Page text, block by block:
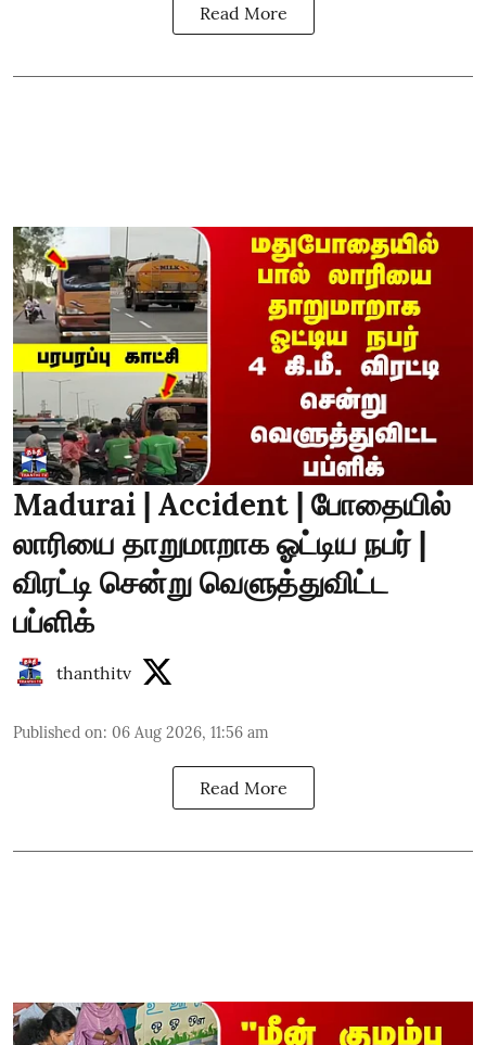
Read More
Madurai | Accident | போதையில்
லாரியை தாறுமாறாக ஓட்டிய நபர் |
விரட்டி சென்று வெளுத்துவிட்ட
பப்ளிக்
thanthitv
Published on: 06 Aug 2026, 11:56 am
Read More